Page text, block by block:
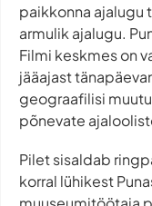
paikkonna ajalugu
armulik ajalugu.
Filmi keskmes on
jääajast
geograafilisi
põnevate
Pilet sisaldab
korral lühikest